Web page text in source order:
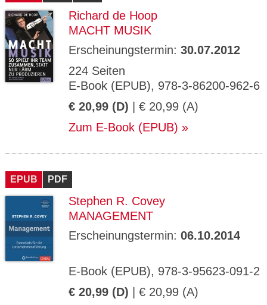
Richard de Hoop
MACHT MUSIK
Erscheinungstermin: 30.07.2012
224 Seiten
E-Book (EPUB), 978-3-86200-962-6
€ 20,99 (D) | € 20,99 (A)
Zum E-Book (EPUB)
EPUB PDF
Stephen R. Covey
MANAGEMENT
Erscheinungstermin: 06.10.2014
E-Book (EPUB), 978-3-95623-091-2
€ 20,99 (D) | € 20,99 (A)